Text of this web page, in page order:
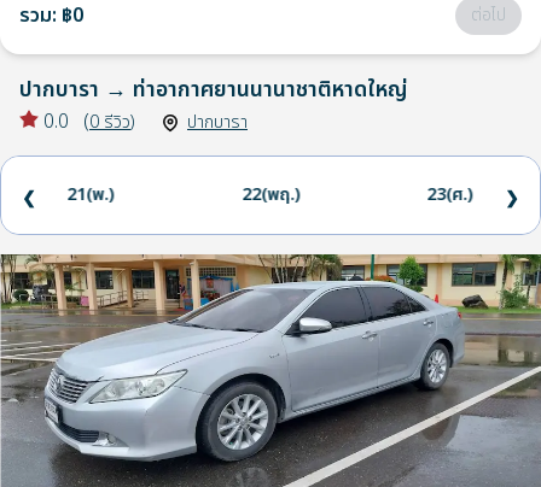
รวม: ฿0 ต่อไป
ปากบารา → ท่าอากาศยานนานาชาติหาดใหญ่
0.0 (0 รีวิว) ปากบารา
21(พ.) 22(พฤ.) 23(ศ.)
❮ ❯